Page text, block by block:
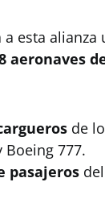
esta alianza
aeronaves
de
Boeing 777.
pasajeros